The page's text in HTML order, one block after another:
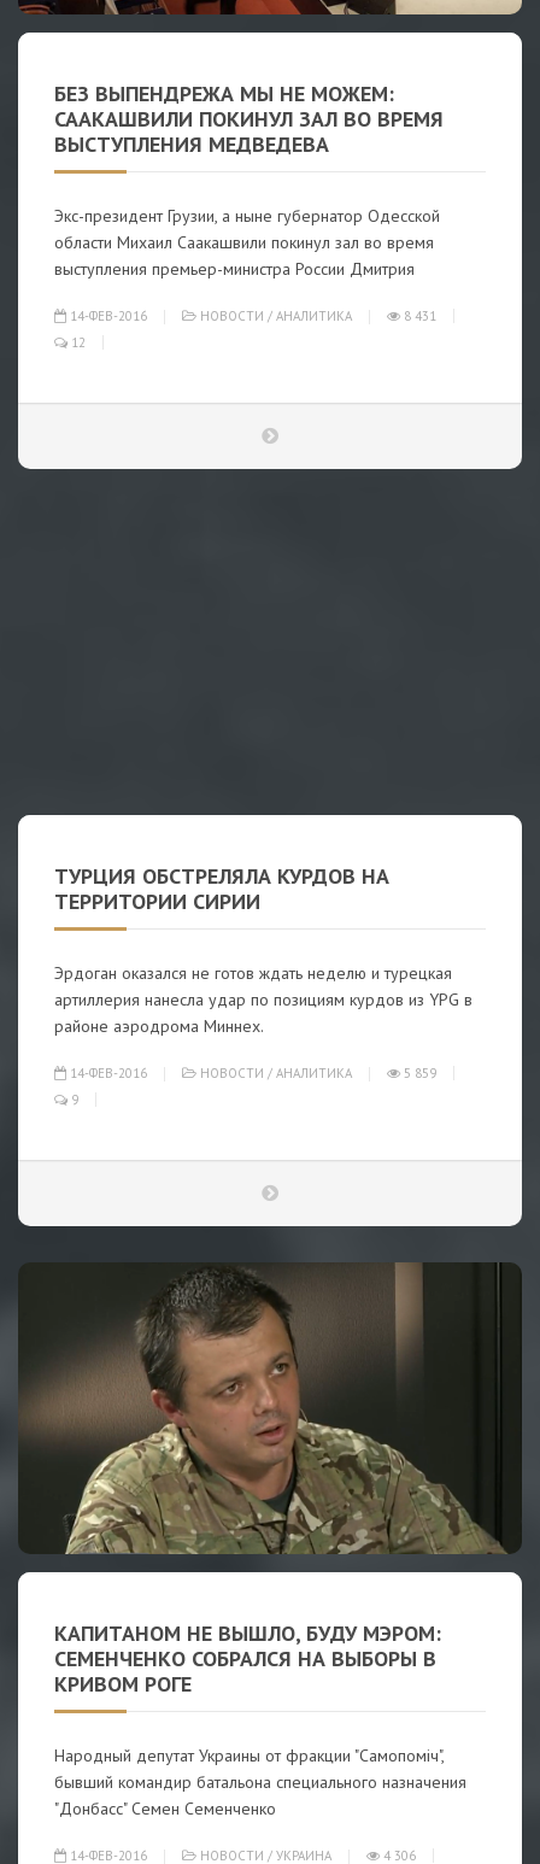
БЕЗ ВЫПЕНДРЕЖА МЫ НЕ МОЖЕМ:
СААКАШВИЛИ ПОКИНУЛ ЗАЛ ВО ВРЕМЯ
ВЫСТУПЛЕНИЯ МЕДВЕДЕВА
Экс-президент Грузии, а ныне губернатор Одесской
области Михаил Саакашвили покинул зал во время
выступления премьер-министра России Дмитрия
14-ФЕВ-2016 НОВОСТИ / АНАЛИТИКА
8 431
12
ТУРЦИЯ ОБСТРЕЛЯЛА КУРДОВ НА
ТЕРРИТОРИИ СИРИИ
Эрдоган оказался не готов ждать неделю и турецкая
артиллерия нанесла удар по позициям курдов из YPG в
районе аэродрома Миннех.
14-ФЕВ-2016 НОВОСТИ / АНАЛИТИКА
5 859
9
КАПИТАНОМ НЕ ВЫШЛО, БУДУ МЭРОМ:
СЕМЕНЧЕНКО СОБРАЛСЯ НА ВЫБОРЫ В
КРИВОМ РОГЕ
Народный депутат Украины от фракции "Самопоміч",
бывший командир батальона специального назначения
"Донбасс" Семен Семенченко
14-ФЕВ-2016 НОВОСТИ / УКРАИНА 4 306